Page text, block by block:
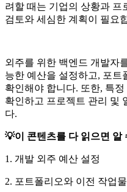
려할 때는 기업의 상황과 프
검토와 세심한 계획이 필요
외주를 위한 백엔드 개발자
능한 예산을 설정하고, 포트
확인해야 합니다. 또한, 특
확인하고 프로젝트 관리 및
다.
💡이 콘텐츠를 다 읽으면 알
1. 개발 외주 예산 설정
2. 포트폴리오와 이전 작업